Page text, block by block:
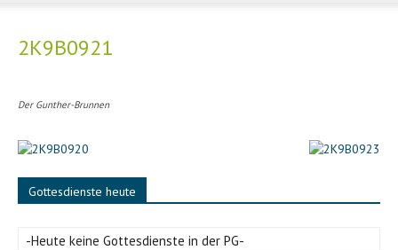
2K9B0921
Der Gunther-Brunnen
Gottesdienste heute
-Heute keine Gottesdienste in der PG-